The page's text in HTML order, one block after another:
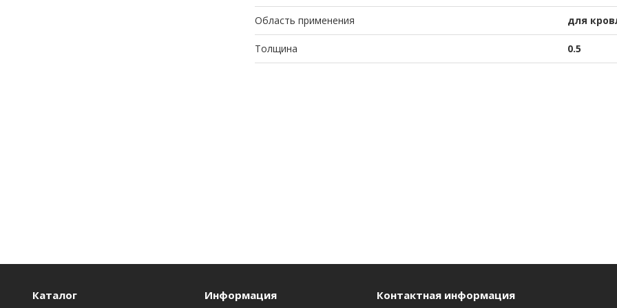
Область применения для
Толщина 0.5
Каталог Информация Контактная информация